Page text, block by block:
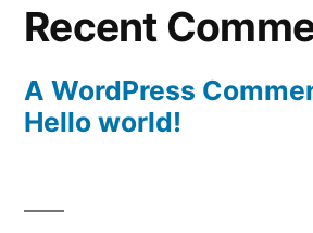
Recent
A WordPress
Hello world!